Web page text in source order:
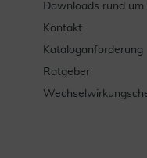
Downloads rund
Kontakt
Kataloganforderung
Ratgeber